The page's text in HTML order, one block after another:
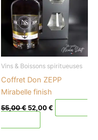
Vins & Boissons spiritueuses
Coffret Don ZEPP
Mirabelle finish
55,00€ 52,00€